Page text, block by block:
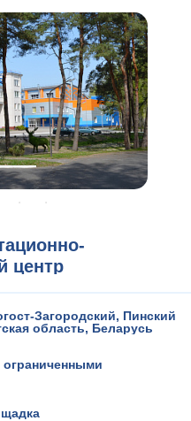
центр
Загородский, Пинский
область, Беларусь
ограниченными